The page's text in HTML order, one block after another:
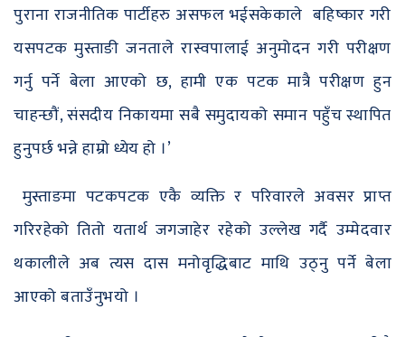
पुराना राजनीतिक पार्टीहरु असफल भईसकेकाले बहिष्कार गरी
यसपटक मुस्ताङी जनताले रास्वपालाई अनुमोदन गरी परीक्षण
गर्नु पर्ने बेला आएको छ, हामी एक पटक मात्रै परीक्षण हुन
चाहन्छौं, संसदीय निकायमा सबै समुदायको समान पहुँच स्थापित
हुनुपर्छ भन्ने हाम्रो ध्येय हो ।’
मुस्ताङमा पटकपटक एकै व्यक्ति र परिवारले अवसर प्राप्त
गरिरहेको तितो यतार्थ जगजाहेर रहेको उल्लेख गर्दै उम्मेदवार
थकालीले अब त्यस दास मनोवृद्धिबाट माथि उठ्नु पर्ने बेला
आएको बताउँनुभयो ।